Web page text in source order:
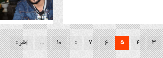
۳ ۴ ۵ ۶ ۷ » ۱۰ ... آخر »